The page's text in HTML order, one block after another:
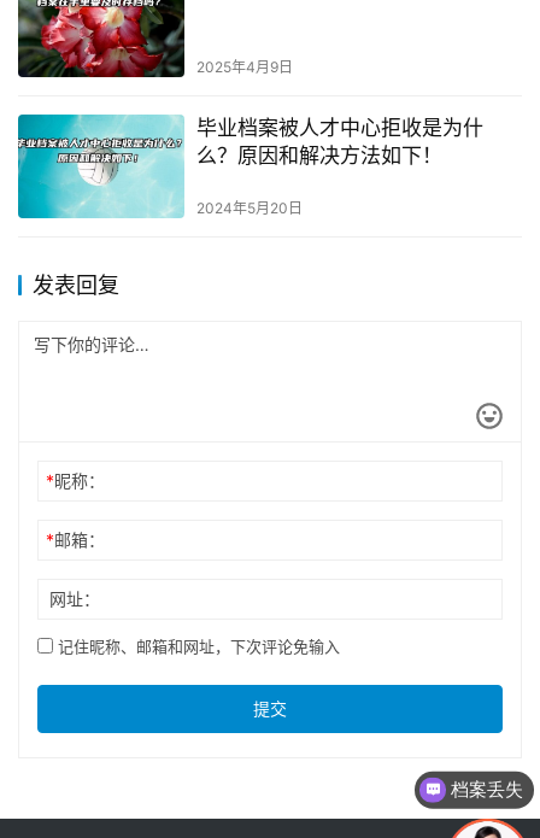
2025年4月9日
毕业档案被人才中心拒收是为什
么？原因和解决方法如下！
2024年5月20日
发表回复
*昵称：
*邮箱：
网址：
记住昵称、邮箱和网址，下次评论免输入
提交
档案丢失